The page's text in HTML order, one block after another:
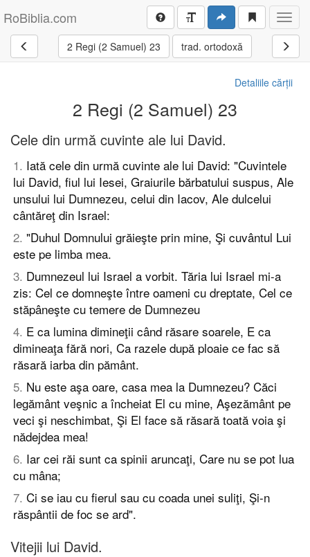
RoBiblia.com
2 Regi (2 Samuel) 23 trad. ortodoxă
Detaliile cărții
2 Regi (2 Samuel) 23
Cele din urmă cuvinte ale lui David.
1. Iată cele din urmă cuvinte ale lui David: "Cuvintele
lui David, fiul lui Iesei, Graiurile bărbatului suspus, Ale
unsului lui Dumnezeu, celui din Iacov, Ale dulcelui
cântăreţ din Israel:
2. "Duhul Domnului grăieşte prin mine, Şi cuvântul Lui
este pe limba mea.
3. Dumnezeul lui Israel a vorbit. Tăria lui Israel mi-a
zis: Cel ce domneşte între oameni cu dreptate, Cel ce
stăpâneşte cu temere de Dumnezeu
4. E ca lumina dimineţii când răsare soarele, E ca
dimineaţa fără nori, Ca razele după ploaie ce fac să
răsară iarba din pământ.
5. Nu este aşa oare, casa mea la Dumnezeu? Căci
legământ veşnic a încheiat El cu mine, Aşezământ pe
veci şi neschimbat, Şi El face să răsară toată voia şi
nădejdea mea!
6. Iar cei răi sunt ca spinii aruncaţi, Care nu se pot lua
cu mâna;
7. Ci se iau cu fierul sau cu coada unei suliţi, Şi-n
răspântii de foc se ard".
Vitejii lui David.